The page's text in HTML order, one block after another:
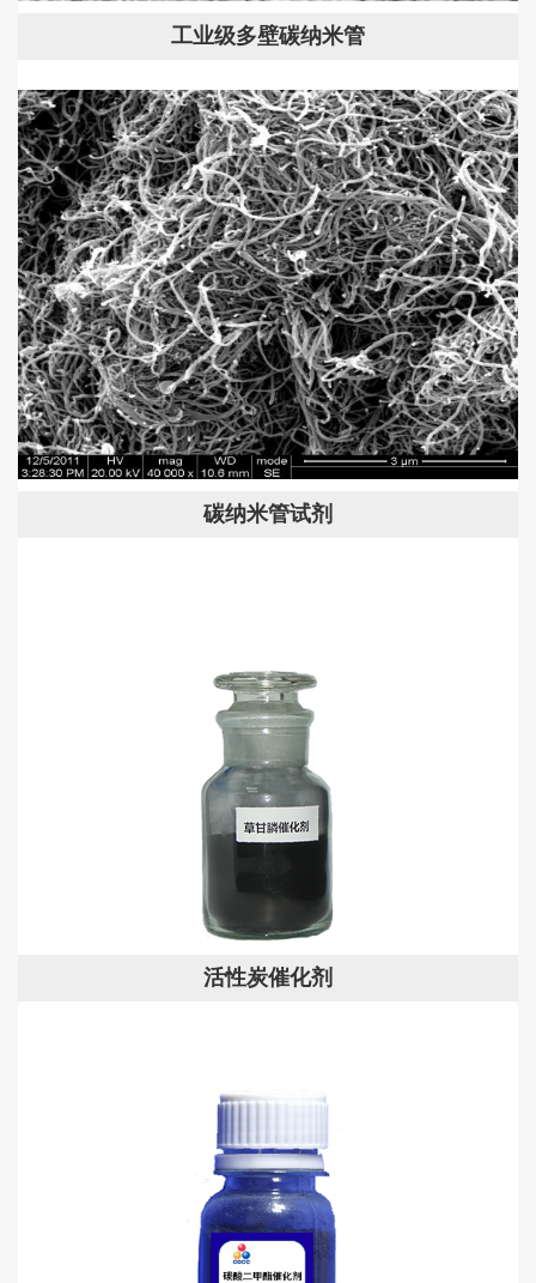
工业级多壁碳纳米管
碳纳米管试剂
活性炭催化剂